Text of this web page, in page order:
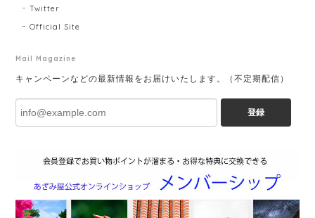
Twitter
Official Site
Mail Magazine
キャンペーンなどの最新情報をお届けいたします。（不定期配信）
登録